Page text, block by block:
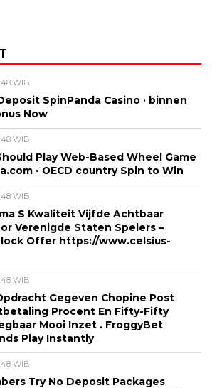
WIB
SpinPanda Casino · binnen
Now
WIB
Play Web-Based Wheel Game
◦ OECD country Spin to Win
WIB
S Kwaliteit Vijfde Achtbaar
Verenigde Staten Spelers –
Offer https://www.celsius-
WIB
Gegeven Chopine Post
Procent En Fifty-Fifty
Mooi Inzet . FroggyBet
Play Instantly
WIB
Try No Deposit Packages